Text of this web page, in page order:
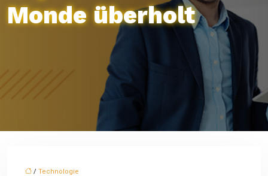
Monde überholt
/ Technologie